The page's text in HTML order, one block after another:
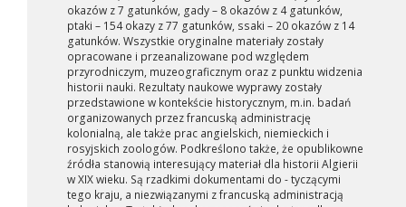
okazów z 7 gatunków, gady – 8 okazów z 4 gatunków,
ptaki – 154 okazy z 77 gatunków, ssaki – 20 okazów z 14
gatunków. Wszystkie oryginalne materiały zostały
opracowane i przeanalizowane pod względem
przyrodniczym, muzeograficznym oraz z punktu widzenia
historii nauki. Rezultaty naukowe wyprawy zostały
przedstawione w kontekście historycznym, m.in. badań
organizowanych przez francuską administrację
kolonialną, ale także prac angielskich, niemieckich i
rosyjskich zoologów. Podkreślono także, że opublikowne
źródła stanowią interesujący materiał dla historii Algierii
w XIX wieku. Są rzadkimi dokumentami do - tyczącymi
tego kraju, a niezwiązanymi z francuską administracją